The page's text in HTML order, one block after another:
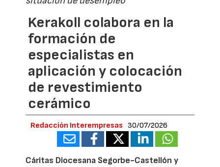
Kerakoll colabora en la
formación de
especialistas en
aplicación y colocación
de revestimiento
cerámico
Redacción Interempresas 30/07/2026
Cáritas Diocesana Segorbe-Castellón y